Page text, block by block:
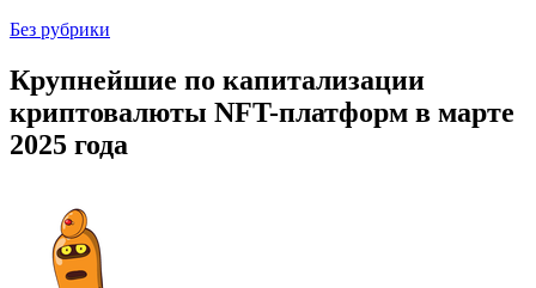
Без рубрики
Крупнейшие по капитализации
криптовалюты NFT-платформ в марте
2025 года